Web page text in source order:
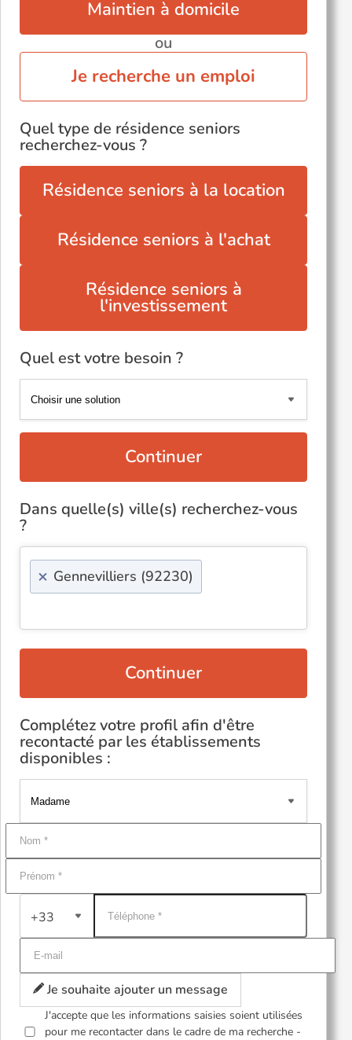
Maintien à domicile
ou
Je recherche un emploi
Quel type de résidence seniors
recherchez-vous ?
Résidence seniors à la location
Résidence seniors à l'achat
Résidence seniors à
l'investissement
Quel est votre besoin ?
Continuer
Dans quelle(s) ville(s) recherchez-vous
?
× Gennevilliers (92230)
Continuer
Complétez votre profil afin d'être
recontacté par les établissements
disponibles :
+33
Je souhaite ajouter un message
J'accepte que les informations saisies soient utilisées
pour me recontacter dans le cadre de ma recherche -